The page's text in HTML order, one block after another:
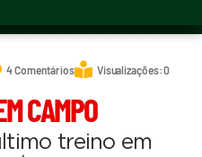
4 Comentários Visualizações: 0
CAMPO
treino em